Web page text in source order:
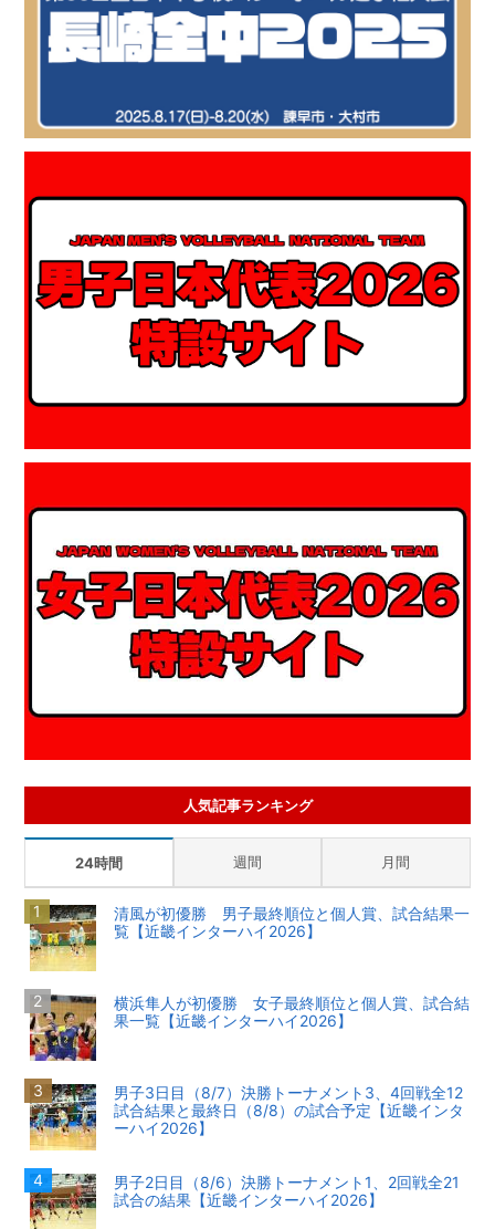
人気記事ランキング
24時間 週間 月間
清風が初優勝 男子最終順位と個人賞、試合結果一
覧【近畿インターハイ2026】
横浜隼人が初優勝 女子最終順位と個人賞、試合結
果一覧【近畿インターハイ2026】
男子3日目（8/7）決勝トーナメント3、4回戦全12
試合結果と最終日（8/8）の試合予定【近畿インタ
ーハイ2026】
男子2日目（8/6）決勝トーナメント1、2回戦全21
試合の結果【近畿インターハイ2026】